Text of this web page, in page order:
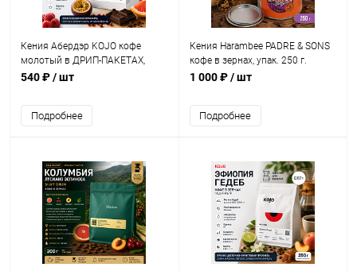
Кения Абердэр KOJO кофе
молотый в ДРИП-ПАКЕТАХ,
упак. 6 шт.
540 ₽/ шт
Подробнее
Кения Harambee PADRE & SONS
кофе в зернах, упак. 250 г.
1 000 ₽/ шт
Подробнее